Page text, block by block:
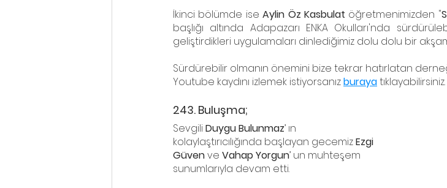
İkinci bölümde ise Aylin Öz Kasbulat öğretmenimizden "
başlığı altında Adapazarı ENKA Okulları'nda
geliştirdikleri uygulamaları dinlediğimiz dolu dolu bir
Sürdürebilir olmanın önemini bize tekrar hatırlatan
Youtube kaydını izlemek istiyorsanız buraya tıklayabilirsiniz.
243. Buluşma;
Sevgili Duygu Bulunmaz’ ın
kolaylaştırıcılığında başlayan gecemiz Ezgi
Güven ve Vahap Yorgun’ un muhteşem
sunumlarıyla devam etti.